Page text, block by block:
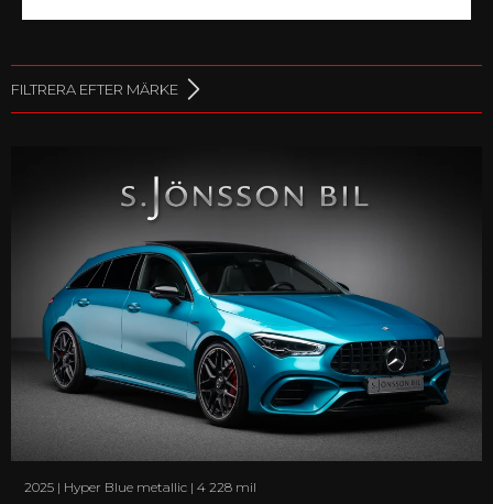
FILTRERA EFTER MÄRKE
Alfa Romeo (2)
Bentley (1)
BMW (5)
Dodge (1)
Ferrari (8)
Ford (1)
Lamborghini (3)
Mini (1)
Porsche (29)
2025 | Hyper Blue metallic | 4 228 mil